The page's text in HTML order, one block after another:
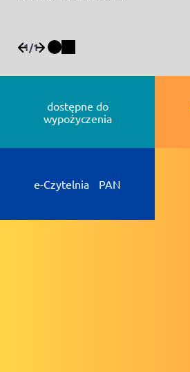
1/1
dostępne do
wypożyczenia
e-Czytelnia PAN